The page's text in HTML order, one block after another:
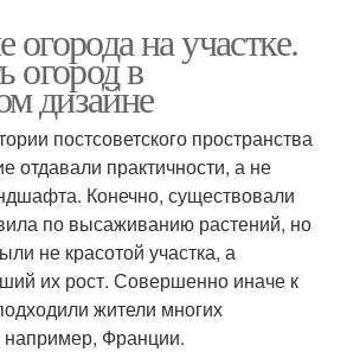
огорода на участке.
огород в
дизайне
постсоветского пространства
отдавали практичности, а не
Конечно, существовали
по высаживанию растений, но
не красотой участка, а
их рост. Совершенно иначе к
жители многих
например, Франции.